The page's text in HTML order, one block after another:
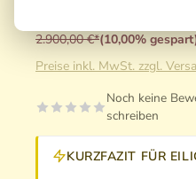
2.900,00 €*(10,00%
Preise inkl. MwSt. zzgl.
Noch keine
schreiben
KURZFAZIT FÜR